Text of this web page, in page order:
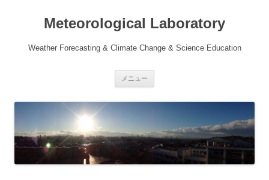
Meteorological Laboratory
Weather Forecasting & Climate Change & Science Education
メニュー
動